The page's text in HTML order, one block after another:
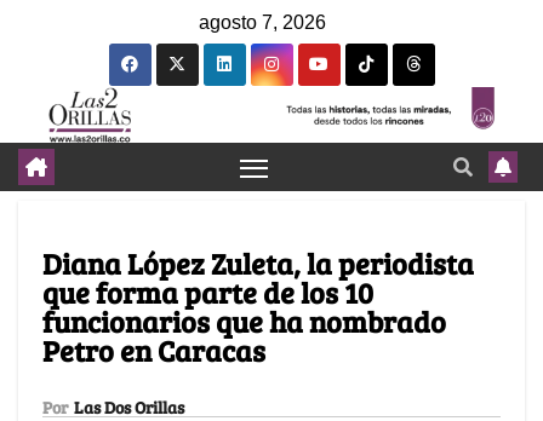
agosto 7, 2026
Diana López Zuleta, la periodista
que forma parte de los 10
funcionarios que ha nombrado
Petro en Caracas
Por Las Dos Orillas